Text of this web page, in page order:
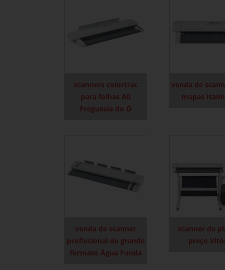
scanners colortrac
para folhas A0
Freguesia do Ó
venda de
mapas
venda de scanner
profissional de grande
formato Água Funda
scanner de
preço